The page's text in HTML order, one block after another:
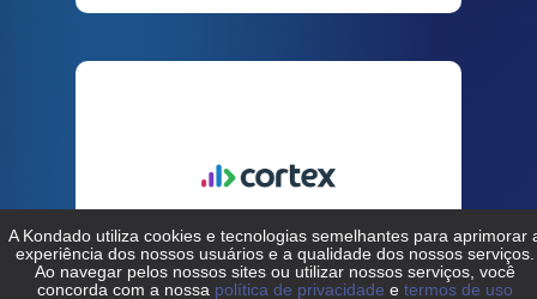
Pushwoosh > Cortex